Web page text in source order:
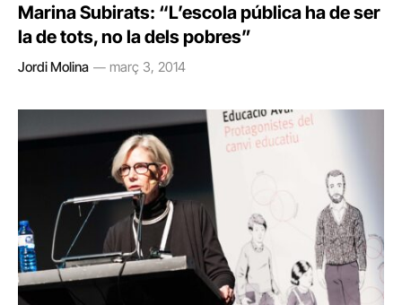
Marina Subirats: “L’escola pública ha de ser
la de tots, no la dels pobres”
Jordi Molina març 3, 2014